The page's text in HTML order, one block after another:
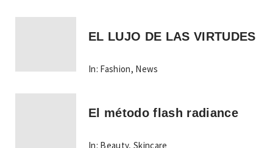
EL LUJO DE LAS VIRTUDES
In: Fashion, News
El método flash radiance
In: Beauty,Skincare